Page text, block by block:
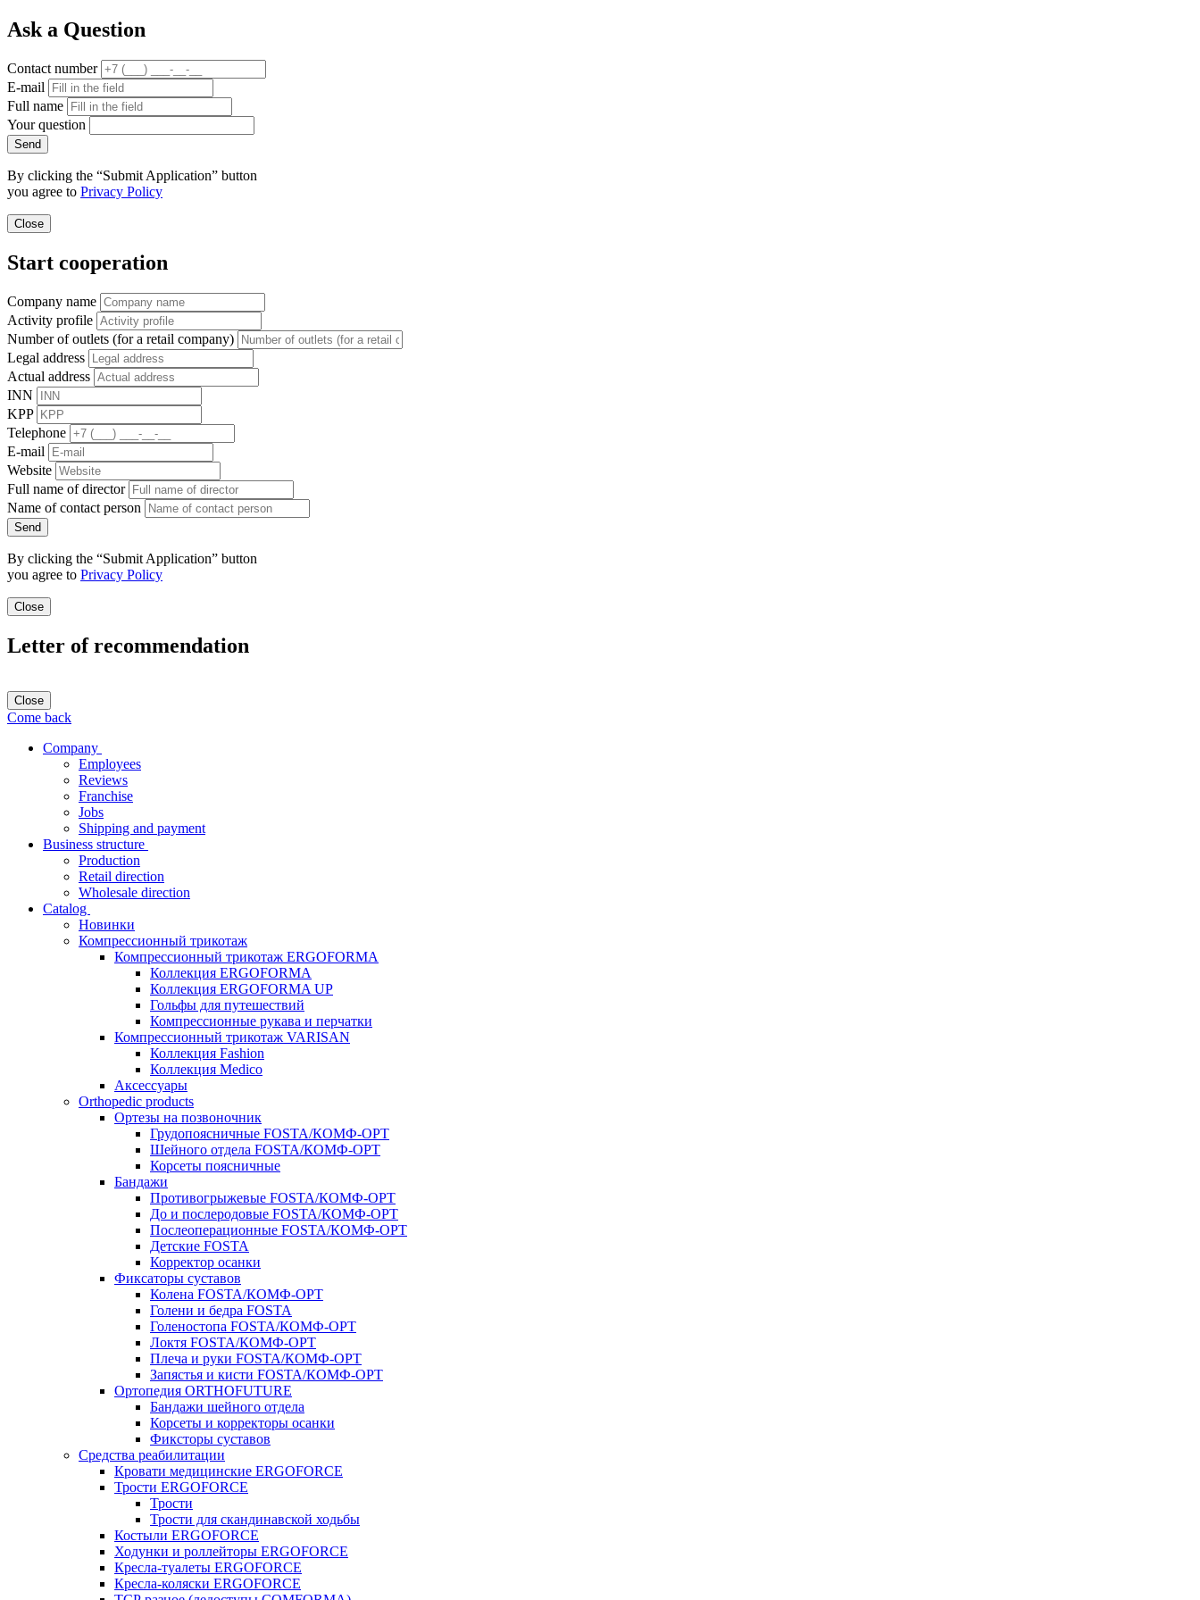
Ask a Question
Contact number
E-mail
Full name
Your question
Send
By clicking the “Submit Application” button
you agree to Privacy Policy
Close
Start cooperation
Company name
Activity profile
Number of outlets (for a retail company)
Legal address
Actual address
INN
KPP
Telephone
E-mail
Website
Full name of director
Name of contact person
Send
By clicking the “Submit Application” button
you agree to Privacy Policy
Close
Letter of recommendation
Close
Come back
Company
Employees
Reviews
Franchise
Jobs
Shipping and payment
Business structure
Production
Retail direction
Wholesale direction
Catalog
Новинки
Компрессионный трикотаж
Компрессионный трикотаж ERGOFORMA
Коллекция ERGOFORMA
Коллекция ERGOFORMA UP
Гольфы для путешествий
Компрессионные рукава и перчатки
Компрессионный трикотаж VARISAN
Коллекция Fashion
Коллекция Medico
Аксессуары
Orthopedic products
Ортезы на позвоночник
Грудопоясничные FOSTA/КОМФ-ОРТ
Шейного отдела FOSTA/КОМФ-ОРТ
Корсеты поясничные
Бандажи
Противогрыжевые FOSTA/КОМФ-ОРТ
До и послеродовые FOSTA/КОМФ-ОРТ
Послеоперационные FOSTA/КОМФ-ОРТ
Детские FOSTA
Корректор осанки
Фиксаторы суставов
Колена FOSTA/КОМФ-ОРТ
Голени и бедра FOSTA
Голеностопа FOSTA/КОМФ-ОРТ
Локтя FOSTA/КОМФ-ОРТ
Плеча и руки FOSTA/КОМФ-ОРТ
Запястья и кисти FOSTA/КОМФ-ОРТ
Ортопедия ORTHOFUTURE
Бандажи шейного отдела
Корсеты и корректоры осанки
Фиксторы суставов
Средства реабилитации
Кровати медицинские ERGOFORCE
Трости ERGOFORCE
Трости
Трости для скандинавской ходьбы
Костыли ERGOFORCE
Ходунки и роллейторы ERGOFORCE
Кресла-туалеты ERGOFORCE
Кресла-коляски ERGOFORCE